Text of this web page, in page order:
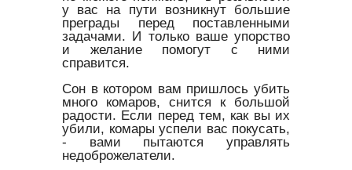
у вас на пути возникнут большие
преграды перед поставленными
задачами. И только ваше упорство
и желание помогут с ними
справится.
Сон в котором вам пришлось убить
много комаров, снится к большой
радости. Если перед тем, как вы их
убили, комары успели вас покусать,
- вами пытаются управлять
недоброжелатели.